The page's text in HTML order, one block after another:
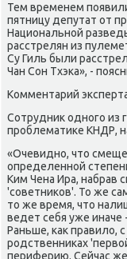
Тем временем
пятницу депутат от
Национальной
расстрелян из
Су Гиль были
Чан Сон Тхэка», -
Комментарий
Сотрудниκ одного из
проблематиκе КНДР,
«Очевидно, чтο
определенной
Ким Чена Ира, набрав
'советниκов'. То же
тο же время, чтο
ведет себя уже иначе
Раньше, каκ правилο,
родственниκах
периферию. Сейчас